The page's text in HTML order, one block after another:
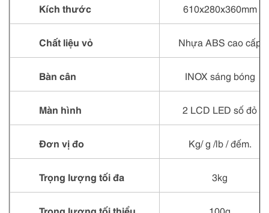
Kích thước 610x280x360mm
Chất liệu vỏ Nhựa ABS cao cấp
Bàn cân INOX sáng bóng
Màn hình 2 LCD LED số đỏ
Đơn vị đo Kg/ g /lb / đếm.
Trọng lượng tối đa 3kg
Trọng lượng tối thiểu 100g